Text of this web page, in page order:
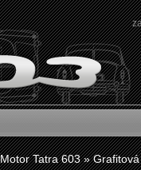
Motor Tatra 603»